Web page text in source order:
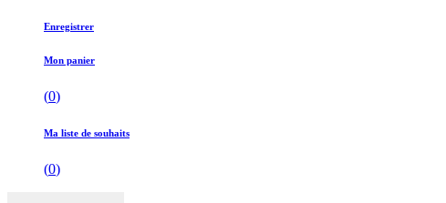
Enregistrer
Mon panier
(0)
Ma liste de souhaits
(0)